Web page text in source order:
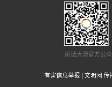
闲话大潦官方
有害信息举报 文明网 传